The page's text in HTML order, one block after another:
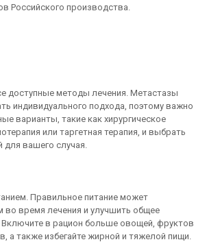
Российского производства.
доступные методы лечения. Метастазы
индивидуального подхода, поэтому важно
варианты, такие как хирургическое
или таргетная терапия, и выбрать
вашего случая.
Правильное питание может
во время лечения и улучшить общее
Включите в рацион больше овощей, фруктов
а также избегайте жирной и тяжелой пищи.